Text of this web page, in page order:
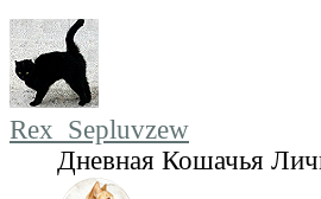
Rex_Sepluvzew
Дневная Кошачья